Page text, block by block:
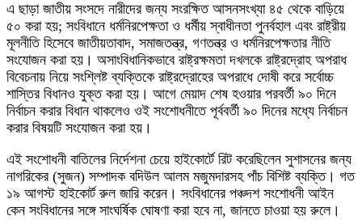
এ ছাড়া জাতীয় সংসদে নারীদের জন্য সংরক্ষিত আসনসংখ্যা ৪৫ থেকে বাড়িয়ে
৫০ করা হয়; সংবিধানে ধর্মনিরপেক্ষতা ও ধর্মীয় স্বাধীনতা পুনর্বহাল এবং রাষ্ট্রীয়
মূলনীতি হিসেবে জাতীয়তাবাদ, সমাজতন্ত্র, গণতন্ত্র ও ধর্মনিরপেক্ষতার নীতি
সংযোজন করা হয়। অসাংবিধানিকভাবে রাষ্ট্রক্ষমতা দখলকে রাষ্ট্রদ্রোহ অপরাধ
বিবেচনায় নিয়ে সংশ্লিষ্ট ব্যক্তিকে রাষ্ট্রদ্রোহের অপরাধে দোষী করে সর্বোচ্চ
শাস্তির বিধানও যুক্ত করা হয়। আগে মেয়াদ শেষ হওয়ার পরবর্তী ৯০ দিনে
নির্বাচন করার বিধান থাকলেও ওই সংশোধনীতে পূর্ববর্তী ৯০ দিনের মধ্যে নির্বাচন
করার বিষয়টি সংযোজন করা হয়।
এই সংশোধনী বাতিলের নির্দেশনা চেয়ে হাইকোর্টে রিট করেছিলেন সুশাসনের জন্য
নাগরিকের (সুজন) সম্পাদক বদিউল আলম মজুমদারসহ পাঁচ বিশিষ্ট ব্যক্তি। গত
১৯ আগস্ট হাইকোর্ট রুল জারি করেন। সংবিধানের পঞ্চদশ সংশোধনী আইন
কেন সংবিধানের সঙ্গে সাংঘর্ষিক ঘোষণা করা হবে না, জানতে চাওয়া হয় রুলে।